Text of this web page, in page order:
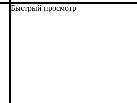
Быстрый просмотр